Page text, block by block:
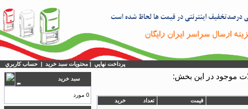
پرداخت نهايي | محتويات سبد خريد | حساب كاربري
قيمت تعداد خريد
سبد خريد
0 مورد